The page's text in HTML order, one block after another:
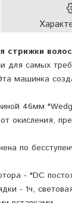
стрижки
для самых
машинка
46мм
окисления,
по
- "DC
- 1ч,